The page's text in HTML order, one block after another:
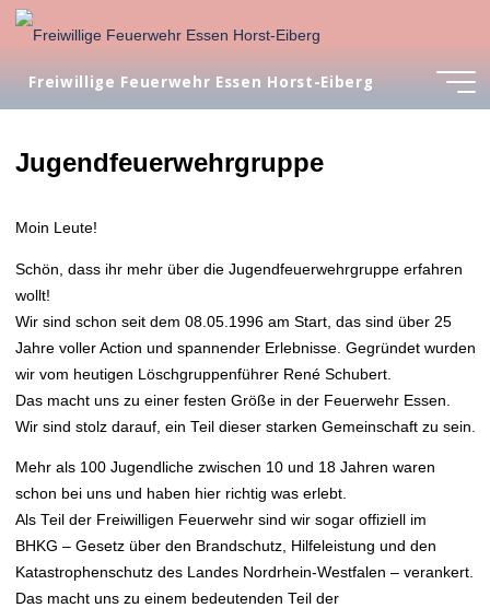
Zum
Inhalt
Freiwillige Feuerwehr Essen Horst-Eiberg
Jugendfeuerwehrgruppe
Moin Leute!
Schön, dass ihr mehr über die Jugendfeuerwehrgruppe erfahren
wollt!
Wir sind schon seit dem 08.05.1996 am Start, das sind über 25
Jahre voller Action und spannender Erlebnisse. Gegründet wurden
wir vom heutigen Löschgruppenführer René Schubert.
Das macht uns zu einer festen Größe in der Feuerwehr Essen.
Wir sind stolz darauf, ein Teil dieser starken Gemeinschaft zu sein.
Mehr als 100 Jugendliche zwischen 10 und 18 Jahren waren
schon bei uns und haben hier richtig was erlebt.
Als Teil der Freiwilligen Feuerwehr sind wir sogar offiziell im
BHKG – Gesetz über den Brandschutz, Hilfeleistung und den
Katastrophenschutz des Landes Nordrhein-Westfalen – verankert.
Das macht uns zu einem bedeutenden Teil der